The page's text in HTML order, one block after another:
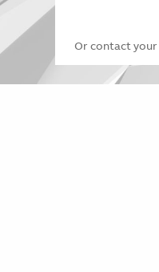
Or contact your